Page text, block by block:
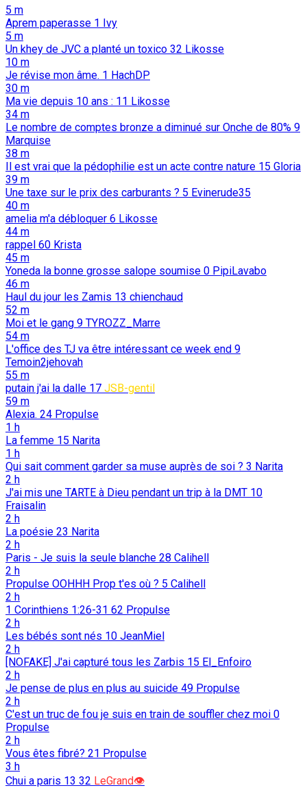
5 m
Aprem paperasse 1 Ivy
5 m
Un khey de JVC a planté un toxico 32 Likosse
10 m
Je révise mon âme. 1 HachDP
30 m
Ma vie depuis 10 ans : 11 Likosse
34 m
Le nombre de comptes bronze a diminué sur Onche de 80% 9
Marquise
38 m
Il est vrai que la pédophilie est un acte contre nature 15 Gloria
39 m
Une taxe sur le prix des carburants ? 5 Evinerude35
40 m
amelia m'a débloquer 6 Likosse
44 m
rappel 60 Krista
45 m
Yoneda la bonne grosse salope soumise 0 PipiLavabo
46 m
Haul du jour les Zamis 13 chienchaud
52 m
Moi et le gang 9 TYROZZ_Marre
54 m
L'office des TJ va être intéressant ce week end 9
Temoin2jehovah
55 m
putain j'ai la dalle 17 JSB-gentil
59 m
Alexia. 24 Propulse
1 h
La femme 15 Narita
1 h
Qui sait comment garder sa muse auprès de soi ? 3 Narita
2 h
J'ai mis une TARTE à Dieu pendant un trip à la DMT 10
Fraisalin
2 h
La poésie 23 Narita
2 h
Paris - Je suis la seule blanche 28 Calihell
2 h
Propulse OOHHH Prop t'es où ? 5 Calihell
2 h
1 Corinthiens 1:26-31 62 Propulse
2 h
Les bébés sont nés 10 JeanMiel
2 h
[NOFAKE] J'ai capturé tous les Zarbis 15 El_Enfoiro
2 h
Je pense de plus en plus au suicide 49 Propulse
2 h
C'est un truc de fou je suis en train de souffler chez moi 0
Propulse
2 h
Vous êtes fibré? 21 Propulse
3 h
Chui a paris 13 32 LeGrand👁️